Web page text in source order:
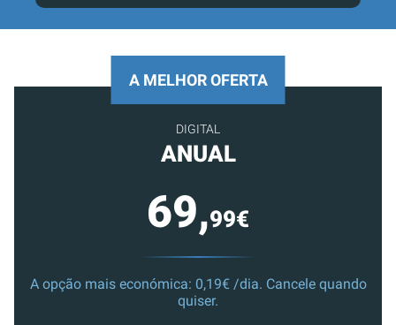
A MELHOR OFERTA
DIGITAL
ANUAL
69,99€
A opção mais económica: 0,19€ /dia. Cancele quando
quiser.